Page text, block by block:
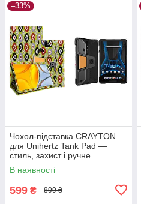
–33%
Чохол-підставка CRAYTON
для Unihertz Tank Pad —
стиль, захист і ручне
збирання, колір Камні
В наявності
599 ₴ 899 ₴